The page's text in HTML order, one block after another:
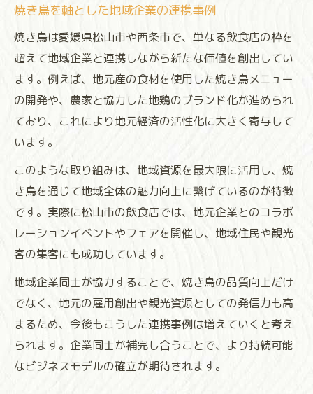
焼き鳥を軸とした地域企業の連携事例
焼き鳥は愛媛県松山市や西条市で、単なる飲食店の枠を
超えて地域企業と連携しながら新たな価値を創出してい
ます。例えば、地元産の食材を使用した焼き鳥メニュー
の開発や、農家と協力した地鶏のブランド化が進められ
ており、これにより地元経済の活性化に大きく寄与して
います。
このような取り組みは、地域資源を最大限に活用し、焼
き鳥を通じて地域全体の魅力向上に繋げているのが特徴
です。実際に松山市の飲食店では、地元企業とのコラボ
レーションイベントやフェアを開催し、地域住民や観光
客の集客にも成功しています。
地域企業同士が協力することで、焼き鳥の品質向上だけ
でなく、地元の雇用創出や観光資源としての発信力も高
まるため、今後もこうした連携事例は増えていくと考え
られます。企業同士が補完し合うことで、より持続可能
なビジネスモデルの確立が期待されます。